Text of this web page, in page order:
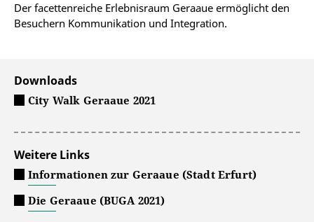
Der facettenreiche Erlebnisraum Geraaue ermöglicht den
Besuchern Kommunikation und Integration.
Downloads
City Walk Geraaue 2021
Weitere Links
Informationen zur Geraaue (Stadt Erfurt)
Die Geraaue (BUGA 2021)